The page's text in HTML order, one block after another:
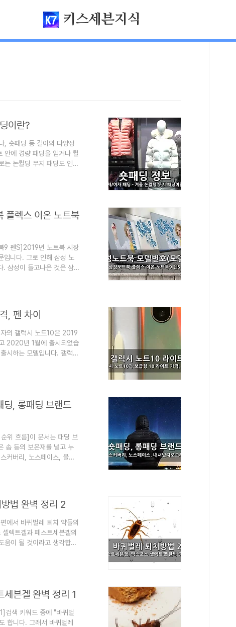
키스세븐지식
이란?
, 숏패딩 등 길이의 다양성
안에 경량 패딩을 입거나 퀼
는 논퀼딩 무지 패딩도 인기
(북마크) 해 놓으면 심심할
플렉스 이온 노트북
9 펜S]​2019년 노트북 시장
입니다. 그로 인해 삼성 노
. 삼성이 들고나온 것은 삼
놔서 찾기도 어렵습니다.
, 펜 차이
의 갤럭시 노트10은 2019
2020년 1월에 출시되었습
시하는 모델입니다. 갤럭시
다. 단, 갤럭시 S11 출시
딩, 롱패딩 브랜드
위 흐름]이 문서는 패딩 브
솜 등의 보온재를 넣고 누
커버리, 노스페이스, 블랙
이 매출을 완벽히 공개하지
법 완벽 정리 2
에서 바퀴벌레 퇴치 약들의
렉트겔과 페스트세븐겔의
움이 될 것이라고 생각합니
동물이 있는 가정은 특히
븐겔 완벽 정리 1
검색 키워드 중에 "바퀴벌
합니다. 그래서 바퀴벌레